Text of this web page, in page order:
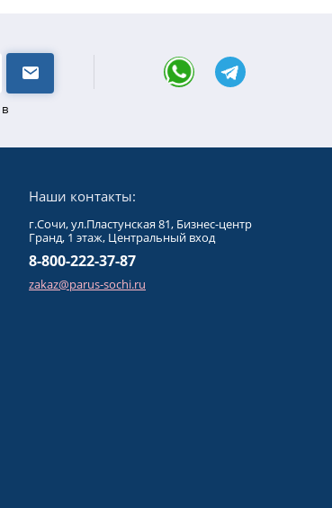
в
Наши контакты:
г.Сочи, ул.Пластунская 81, Бизнес-центр
Гранд, 1 этаж, Центральный вход
8-800-222-37-87
zakaz@parus-sochi.ru